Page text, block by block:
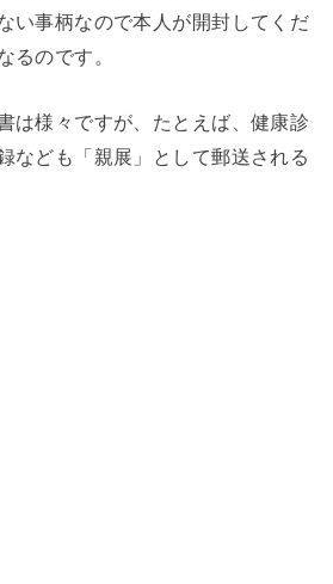
い事柄なので本人が開封してくだ
るのです。
は様々ですが、たとえば、健康診
なども「親展」として郵送される